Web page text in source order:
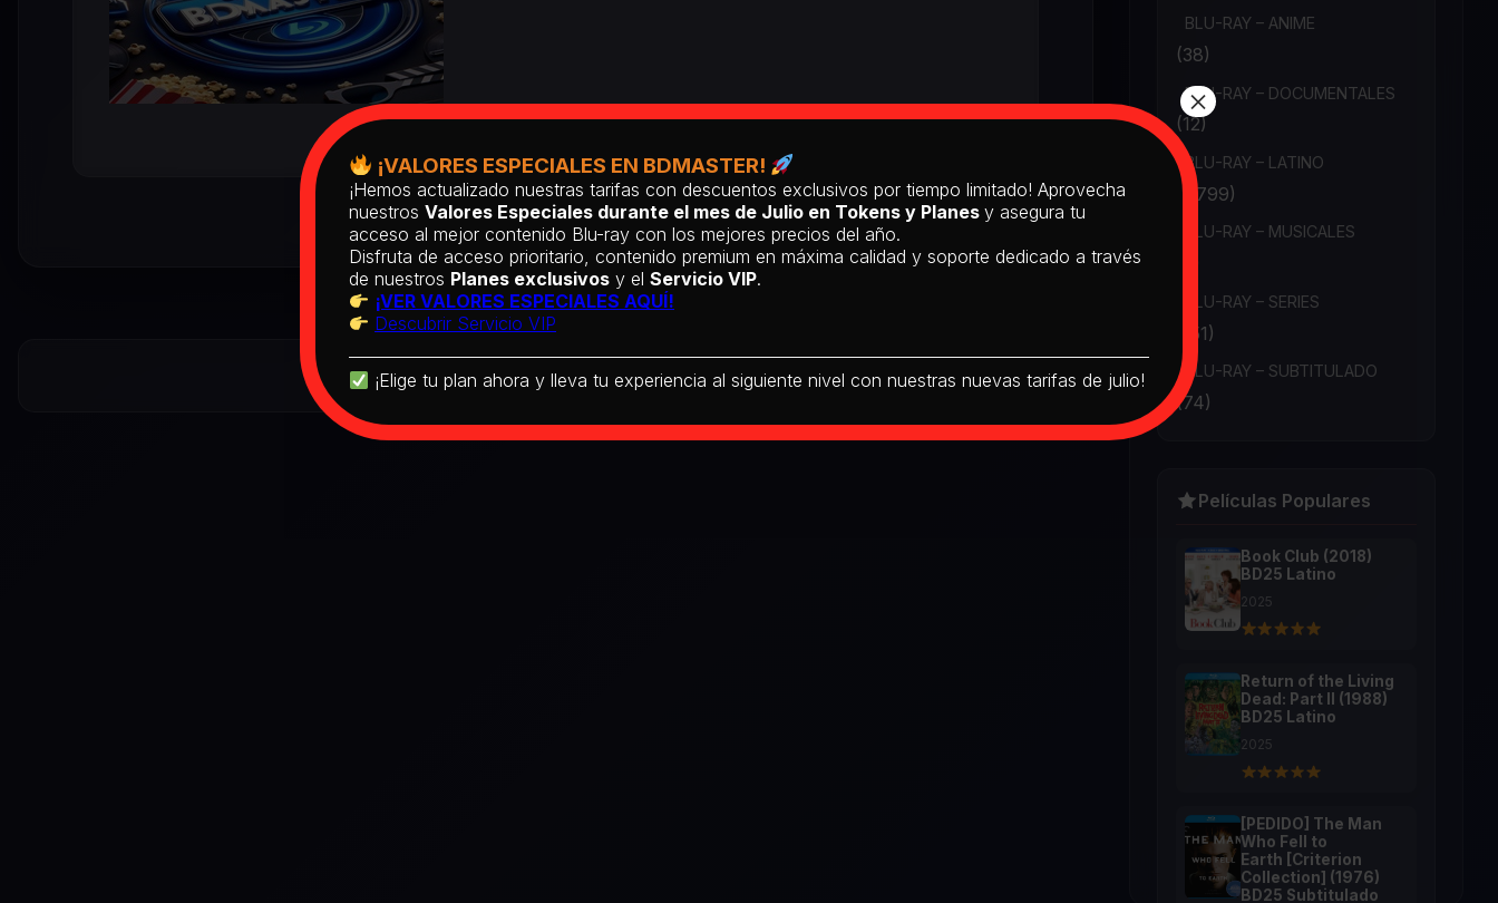
BLU-RAY – ANIME
(38)
BLU-RAY – DOCUMENTALES
(12)
BLU-RAY – LATINO
(1,799)
BLU-RAY – MUSICALES
BLU-RAY – SERIES
(151)
BLU-RAY – SUBTITULADO
(74)
Películas Populares
Book Club (2018)
BD25 Latino
2025
Return of the Living
Dead: Part II (1988)
BD25 Latino
2025
[PEDIDO] The Man
Who Fell to
Earth [Criterion
Collection] (1976)
BD25 Subtitulado
¡VALORES ESPECIALES EN BDMASTER!
¡Hemos actualizado nuestras tarifas con descuentos exclusivos por tiempo limitado! Aprovecha
nuestros Valores Especiales durante el mes de Julio en Tokens y Planes y asegura tu
acceso al mejor contenido Blu-ray con los mejores precios del año.
Disfruta de acceso prioritario, contenido premium en máxima calidad y soporte dedicado a través
de nuestros Planes exclusivosy el Servicio VIP.
¡VER VALORES ESPECIALES AQUÍ!
Descubrir Servicio VIP
¡Elige tu plan ahora y lleva tu experiencia al siguiente nivel con nuestras nuevas tarifas de julio!
×